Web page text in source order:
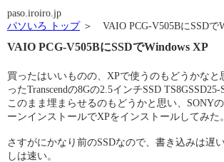
paso.iroiro.jp
パソいろ トップ＞ VAIO PCG-V505BにSSDで
VAIO PCG-V505BにSSDでWindows XP
買ったはいいものの、XPで使うのもどうかなと
ったTranscendの8Gの2.5インチSSD TS8GSSD25-S
このまま埋まらせるのもどうかと思い、SONY
ーンインストールでXPをインストールしてみた。
さすがにかなり前のSSDなので、書き込みは遅
しは速い。